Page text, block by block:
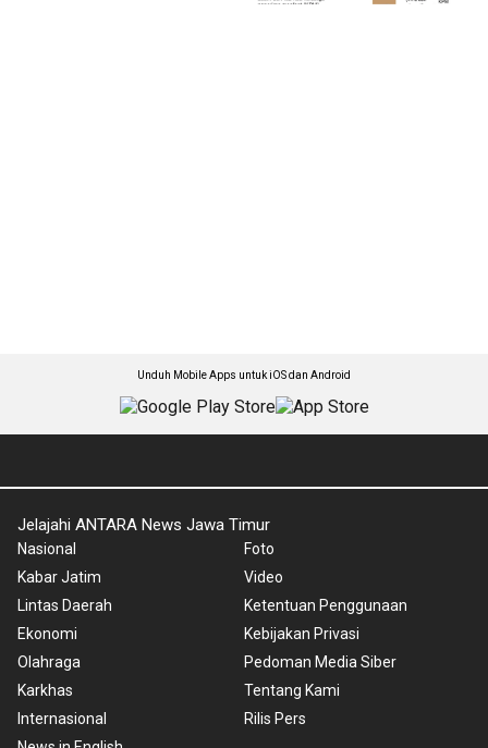
Unduh Mobile Apps untuk iOS dan Android
Jelajahi ANTARA News Jawa Timur
Nasional
Kabar Jatim
Lintas Daerah
Ekonomi
Olahraga
Karkhas
Internasional
Foto
Video
Ketentuan Penggunaan
Kebijakan Privasi
Pedoman Media Siber
Tentang Kami
Rilis Pers